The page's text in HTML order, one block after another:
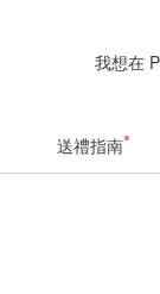
我想在
送禮指南